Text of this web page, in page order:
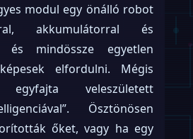
modul egy önálló robot
akkumulátorral és
és mindössze egyetlen
elfordulni. Mégis
egyfajta veleszületett
Ösztönösen
őket, vagy ha egy